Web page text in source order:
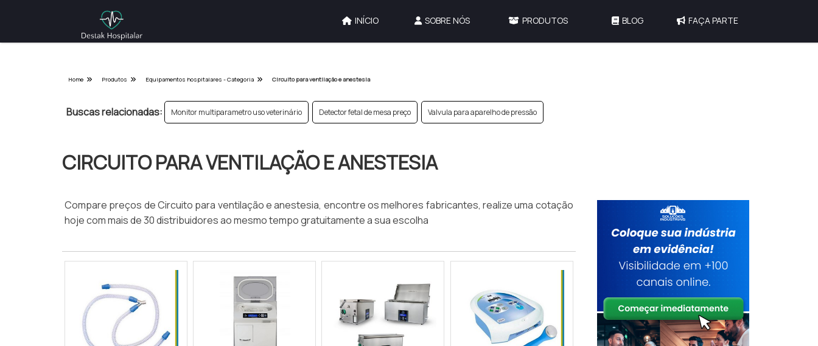
INÍCIO SOBRE NÓS PRODUTOS BLOG FAÇA PARTE
Home Produtos Equipamentos hospitalares - Categoria Circuito para ventilação e anestesia
Buscas relacionadas: Monitor multiparametro uso veterinário Detector fetal de mesa preço Valvula para aparelho de pressão
CIRCUITO PARA VENTILAÇÃO E ANESTESIA
Compare preços de Circuito para ventilação e anestesia, encontre os melhores fabricantes, realize uma cotação
hoje com mais de 30 distribuidores ao mesmo tempo gratuitamente a sua escolha